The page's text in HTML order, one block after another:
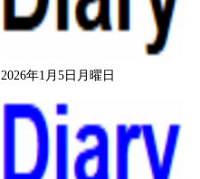
2026年1月5日月曜日